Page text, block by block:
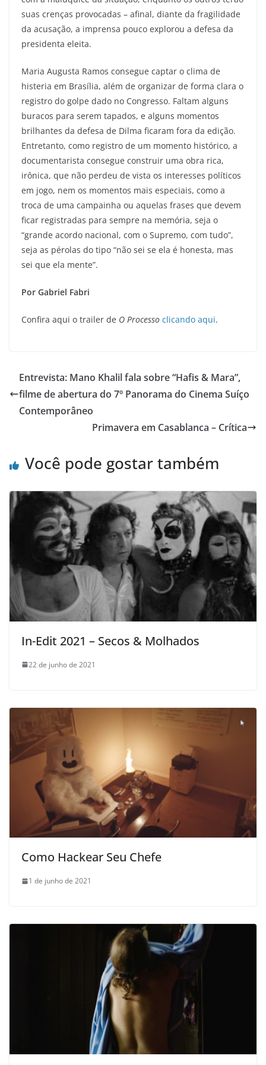
suas crenças provocadas – afinal, diante da fragilidade
da acusação, a imprensa pouco explorou a defesa da
presidenta eleita.
Maria Augusta Ramos consegue captar o clima de
histeria em Brasília, além de organizar de forma clara o
registro do golpe dado no Congresso. Faltam alguns
buracos para serem tapados, e alguns momentos
brilhantes da defesa de Dilma ficaram fora da edição.
Entretanto, como registro de um momento histórico, a
documentarista consegue construir uma obra rica,
irônica, que não perdeu de vista os interesses políticos
em jogo, nem os momentos mais especiais, como a
troca de uma campainha ou aquelas frases que devem
ficar registradas para sempre na memória, seja o
“grande acordo nacional, com o Supremo, com tudo”,
seja as pérolas do tipo “não sei se ela é honesta, mas
sei que ela mente”.
Por Gabriel Fabri
Confira aqui o trailer de O Processo clicando aqui.
Entrevista: Mano Khalil fala sobre “Hafis & Mara”,
filme de abertura do 7º Panorama do Cinema Suíço
Contemporâneo
Primavera em Casablanca – Crítica
Você pode gostar também
In-Edit 2021 – Secos & Molhados
22 de junho de 2021
Como Hackear Seu Chefe
1 de junho de 2021